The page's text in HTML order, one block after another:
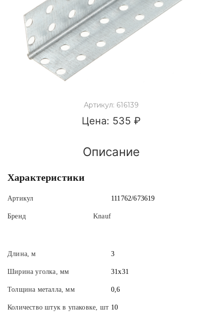
Артикул: 616139
Цена: 535 ₽
Описание
Характеристики
Артикул 111762/673619
Бренд Knauf
Длина, м 3
Ширина уголка, мм 31х31
Толщина металла, мм 0,6
Количество штук в упаковке, шт 10